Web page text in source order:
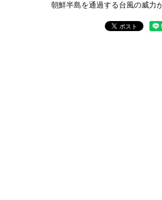
朝鮮半島を通過する台風の威力